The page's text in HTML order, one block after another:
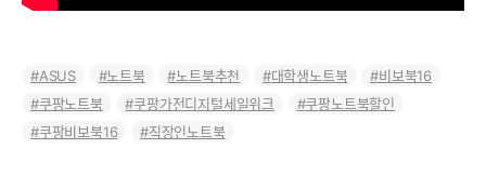
ASUS 노트북 노트북추천 대학생노트북
비보북16
쿠팡노트북
쿠팡가전디지털세일위크
쿠팡노트북할인
쿠팡비보북16
직장인노트북